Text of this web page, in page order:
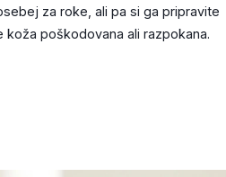
za roke, ali pa si ga pripravite
poškodovana ali razpokana.